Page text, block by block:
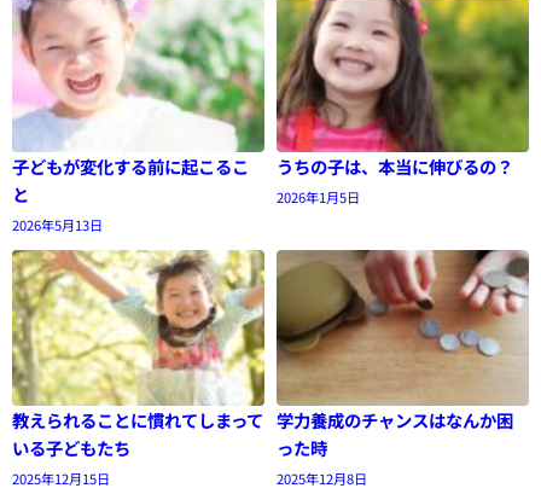
子どもが変化する前に起こるこ
と
2026年5月13日
うちの子は、本当に伸びるの？
2026年1月5日
教えられることに慣れてしまって
いる子どもたち
2025年12月15日
学力養成のチャンスはなんか困
った時
2025年12月8日